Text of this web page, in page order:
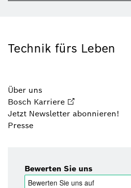
Technik fürs Leben
Über uns
Bosch Karriere
Jetzt Newsletter abonnieren!
Presse
Bewerten Sie uns